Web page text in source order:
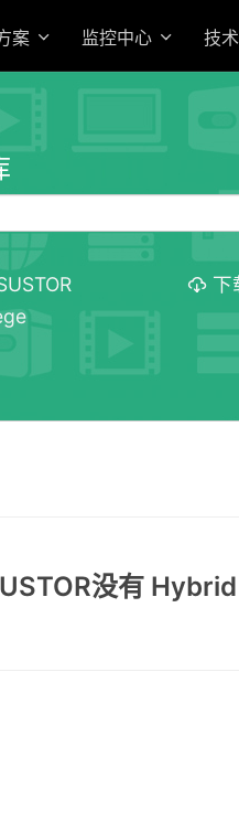
案 监控中心 技
下
没有